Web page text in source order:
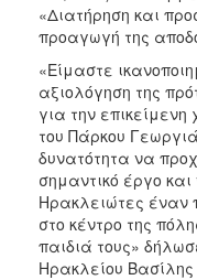
«Διατήρηση και
προαγωγή της
«Είμαστε
αξιολόγηση της
για την
του Πάρκου
δυνατότητα να
σημαντικό έργο
Ηρακλειώτες έναν
στο κέντρο της
παιδιά τους»
Ηρακλείου